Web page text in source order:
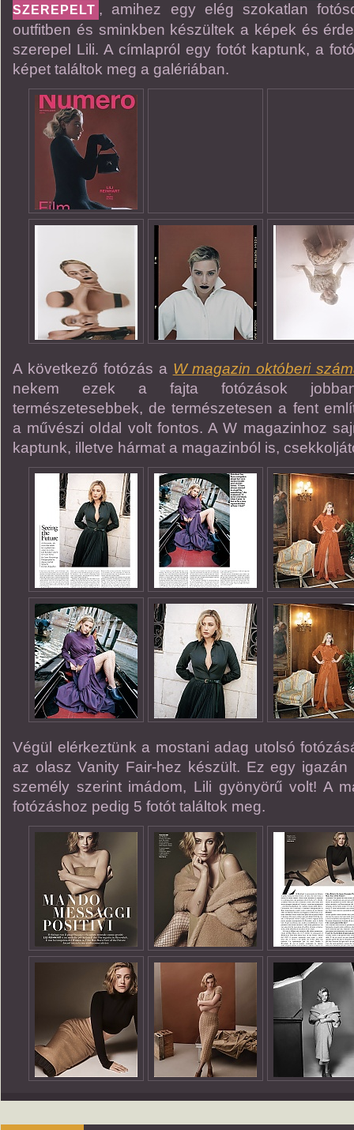
SZEREPELT , amihez egy elég szokatlan
outfitben és sminkben készültek a képek és
szerepel Lili. A címlapról egy fotót kaptunk, a
képet találtok meg a galériában.
A következő fotózás a W magazin októberi
nekem ezek a fajta fotózások
természetesebbek, de természetesen a fent
a művészi oldal volt fontos. A W magazinhoz
kaptunk, illetve hármat a magazinból is,
Végül elérkeztünk a mostani adag utolsó
az olasz Vanity Fair-hez készült. Ez egy igazán
személy szerint imádom, Lili gyönyörű volt! A
fotózáshoz pedig 5 fotót találtok meg.